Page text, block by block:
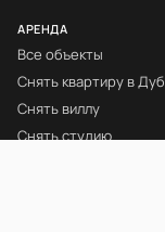
АРЕНДА
Все объекты
Снять квартиру в
Снять виллу
Снять студию